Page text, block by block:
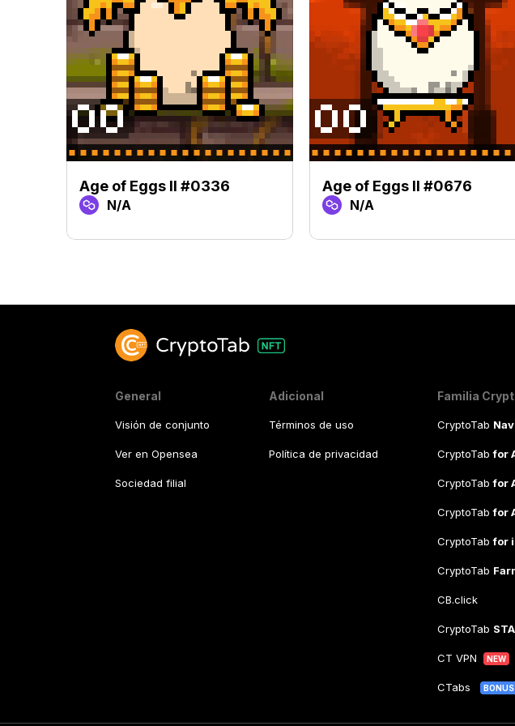
Age of Eggs II #0336
N/A
Age of Eggs II #0676
N/A
General
Visión de conjunto
Ver en Opensea
Sociedad filial
Adicional
Términos de uso
Política de privacidad
Familia
CryptoTab
CryptoTabfor
CryptoTabfor
CryptoTabfor
CryptoTabfor
CryptoTab
CB.click
CryptoTab
CT VPN NEW
CTabs BONUS